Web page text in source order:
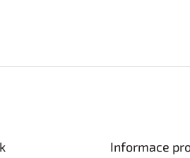
Informace